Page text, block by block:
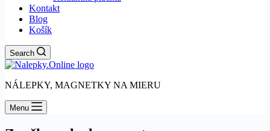
Kontakt
Blog
Košík
Search
NÁLEPKY, MAGNETKY NA MIERU
Menu